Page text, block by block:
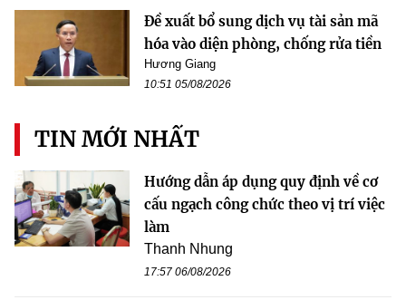
Đề xuất bổ sung dịch vụ tài sản mã
hóa vào diện phòng, chống rửa tiền
Hương Giang
10:51 05/08/2026
TIN MỚI NHẤT
Hướng dẫn áp dụng quy định về cơ
cấu ngạch công chức theo vị trí việc
làm
Thanh Nhung
17:57 06/08/2026